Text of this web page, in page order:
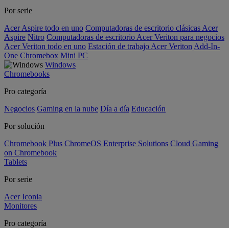
Por serie
Acer Aspire todo en uno Computadoras de escritorio clásicas Acer
Aspire Nitro Computadoras de escritorio Acer Veriton para negocios
Acer Veriton todo en uno Estación de trabajo Acer Veriton Add-In-
One Chromebox Mini PC
Windows
Chromebooks
Pro categoría
Negocios Gaming en la nube Día a día Educación
Por solución
Chromebook Plus ChromeOS Enterprise Solutions Cloud Gaming
on Chromebook
Tablets
Por serie
Acer Iconia
Monitores
Pro categoría